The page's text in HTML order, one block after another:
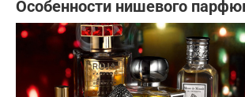
Особенности нишевого